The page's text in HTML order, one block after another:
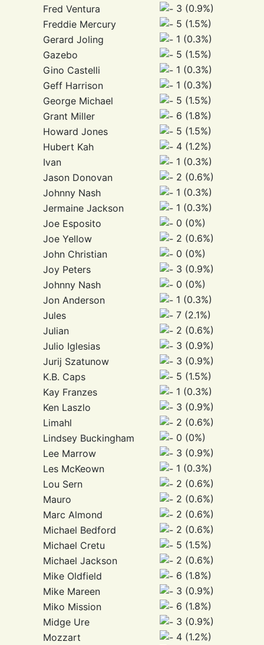
Fred Ventura
3 (0.9%)
Freddie Mercury
5 (1.5%)
Gerard Joling
1 (0.3%)
Gazebo
5 (1.5%)
Gino Castelli
1 (0.3%)
Geff Harrison
1 (0.3%)
George Michael
5 (1.5%)
Grant Miller
6 (1.8%)
Howard Jones
5 (1.5%)
Hubert Kah
4 (1.2%)
Ivan
1 (0.3%)
Jason Donovan
2 (0.6%)
Johnny Nash
1 (0.3%)
Jermaine Jackson
1 (0.3%)
Joe Esposito
0 (0%)
Joe Yellow
2 (0.6%)
John Christian
0 (0%)
Joy Peters
3 (0.9%)
Johnny Nash
0 (0%)
Jon Anderson
1 (0.3%)
Jules
7 (2.1%)
Julian
2 (0.6%)
Julio Iglesias
3 (0.9%)
Jurij Szatunow
3 (0.9%)
K.B. Caps
5 (1.5%)
Kay Franzes
1 (0.3%)
Ken Laszlo
3 (0.9%)
Limahl
2 (0.6%)
Lindsey Buckingham
0 (0%)
Lee Marrow
3 (0.9%)
Les McKeown
1 (0.3%)
Lou Sern
2 (0.6%)
Mauro
2 (0.6%)
Marc Almond
2 (0.6%)
Michael Bedford
2 (0.6%)
Michael Cretu
5 (1.5%)
Michael Jackson
2 (0.6%)
Mike Oldfield
6 (1.8%)
Mike Mareen
3 (0.9%)
Miko Mission
6 (1.8%)
Midge Ure
3 (0.9%)
Mozzart
4 (1.2%)